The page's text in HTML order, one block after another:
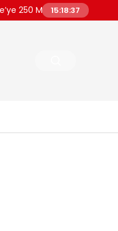
250 Milyon TL’lik İçme
15:18:37